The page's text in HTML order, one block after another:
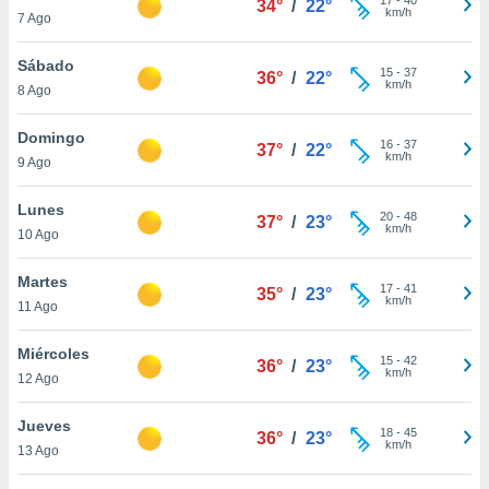
más
nuestra
y
de
disponible
cookies
aceptar
7 Ago
34° / 22°
km/h
Sábado
8 Ago
36° / 22° 15- 37
km/h
Domingo
9 Ago
37° / 22° 16- 37
km/h
Lunes
10 Ago
37° / 23° 20- 48
km/h
Martes
11 Ago
35° / 23° 17- 41
km/h
Miércoles
12 Ago
36° / 23° 15- 42
km/h
Jueves
13 Ago
36° / 23° 18- 45
km/h